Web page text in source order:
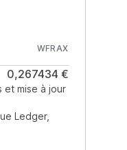
WFRAX
0,267434 €
et mise à jour
Ledger,